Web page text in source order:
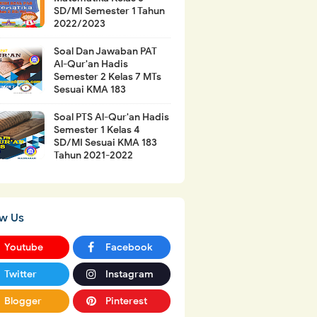
SD/MI Semester 1 Tahun
2022/2023
Soal Dan Jawaban PAT
Al-Qur'an Hadis
Semester 2 Kelas 7 MTs
Sesuai KMA 183
Soal PTS Al-Qur'an Hadis
Semester 1 Kelas 4
SD/MI Sesuai KMA 183
Tahun 2021-2022
Us
Youtube Facebook
Twitter Instagram
Blogger Pinterest